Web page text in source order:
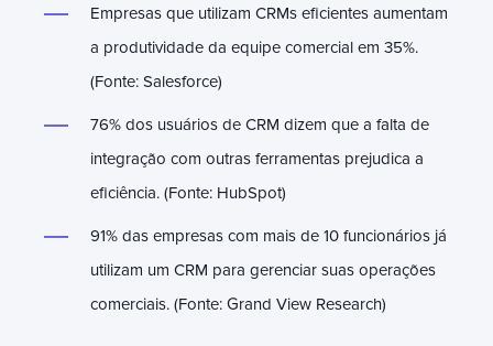
Empresas que utilizam CRMs eficientes aumentam
a produtividade da equipe comercial em 35%.
(Fonte: Salesforce)
76% dos usuários de CRM dizem que a falta de
integração com outras ferramentas prejudica a
eficiência. (Fonte: HubSpot)
91% das empresas com mais de 10 funcionários já
utilizam um CRM para gerenciar suas operações
comerciais. (Fonte: Grand View Research)